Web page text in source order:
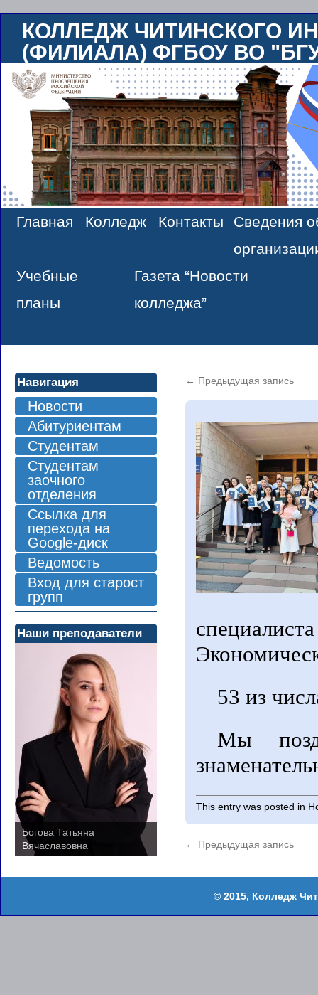
КОЛЛЕДЖ ЧИТИНСКОГО
(ФИЛИАЛА) ФГБОУ ВО
Skip
content
Главная Колледж Контакты
Сведения
Учебные
планы
Газета “Новости
колледжа”
← Предыдущая запись
53 из
Мы
This entry was posted in
← Предыдущая запись
Навигация
Новости
Абитуриентам
Студентам
Студентам
заочного
отделения
Ссылка для
перехода на
Google-диск
Ведомость
Вход для старост
групп
Наши преподаватели
Богова Татьяна
Вячаславовна
Митрошина Анастасия
Дмитриевна
Колледж